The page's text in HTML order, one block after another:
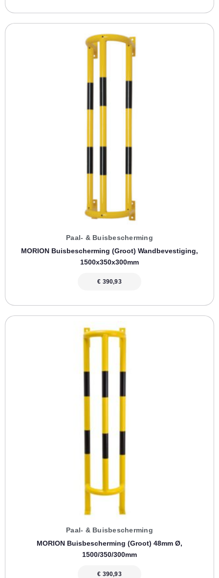
Paal- & Buisbescherming
MORION Buisbescherming (groot) Wandbevestiging,
1500x350x300mm
€ 390,93
Paal- & Buisbescherming
MORION Buisbescherming (groot) 48mm Ø,
1500/350/300mm
€ 390,93